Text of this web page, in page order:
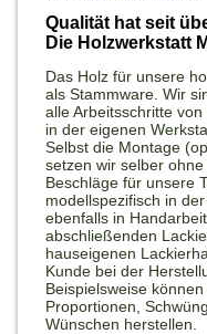
Qualität hat seit
Die Holzwerkstatt
Das Holz für unsere
als Stammware. Wir
alle Arbeitsschritte
in der eigenen
Selbst die Montage
setzen wir selber
Beschläge für unsere
modellspezifisch in
ebenfalls in
abschließenden
hauseigenen
Kunde bei der
Beispielsweise
Proportionen,
Wünschen herstellen.